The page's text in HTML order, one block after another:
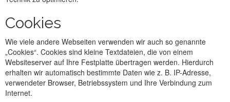
Cookies
Wie viele andere Webseiten verwenden wir auch so genannte
„Cookies“. Cookies sind kleine Textdateien, die von einem
Websiteserver auf Ihre Festplatte übertragen werden. Hierdurch
erhalten wir automatisch bestimmte Daten wie z. B. IP-Adresse,
verwendeter Browser, Betriebssystem und Ihre Verbindung zum
Internet.